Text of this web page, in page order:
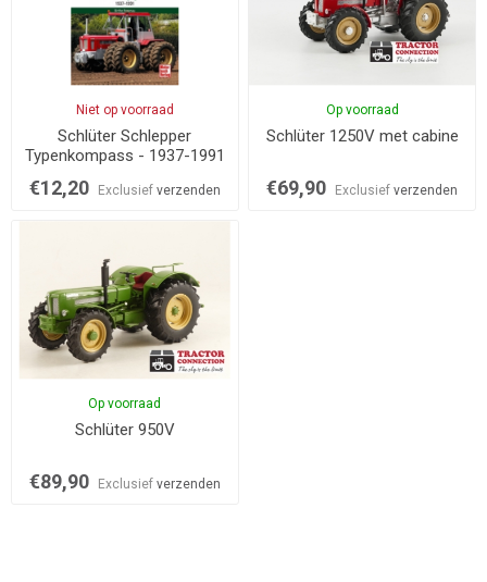
Niet op voorraad
Schlüter Schlepper
Typenkompass - 1937-1991
€12,20 Exclusief verzenden
Op voorraad
Schlüter 1250V met cabine
€69,90 Exclusiefverzenden
Op voorraad
Schlüter 950V
€89,90 Exclusief verzenden